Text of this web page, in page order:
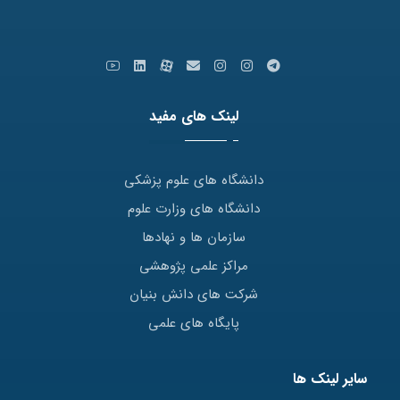
لینک های مفید
دانشگاه های علوم پزشکی
دانشگاه های وزارت علوم
سازمان ها و نهادها
مراکز علمی پژوهشی
شرکت های دانش بنیان
پایگاه های علمی
سایر لینک ها